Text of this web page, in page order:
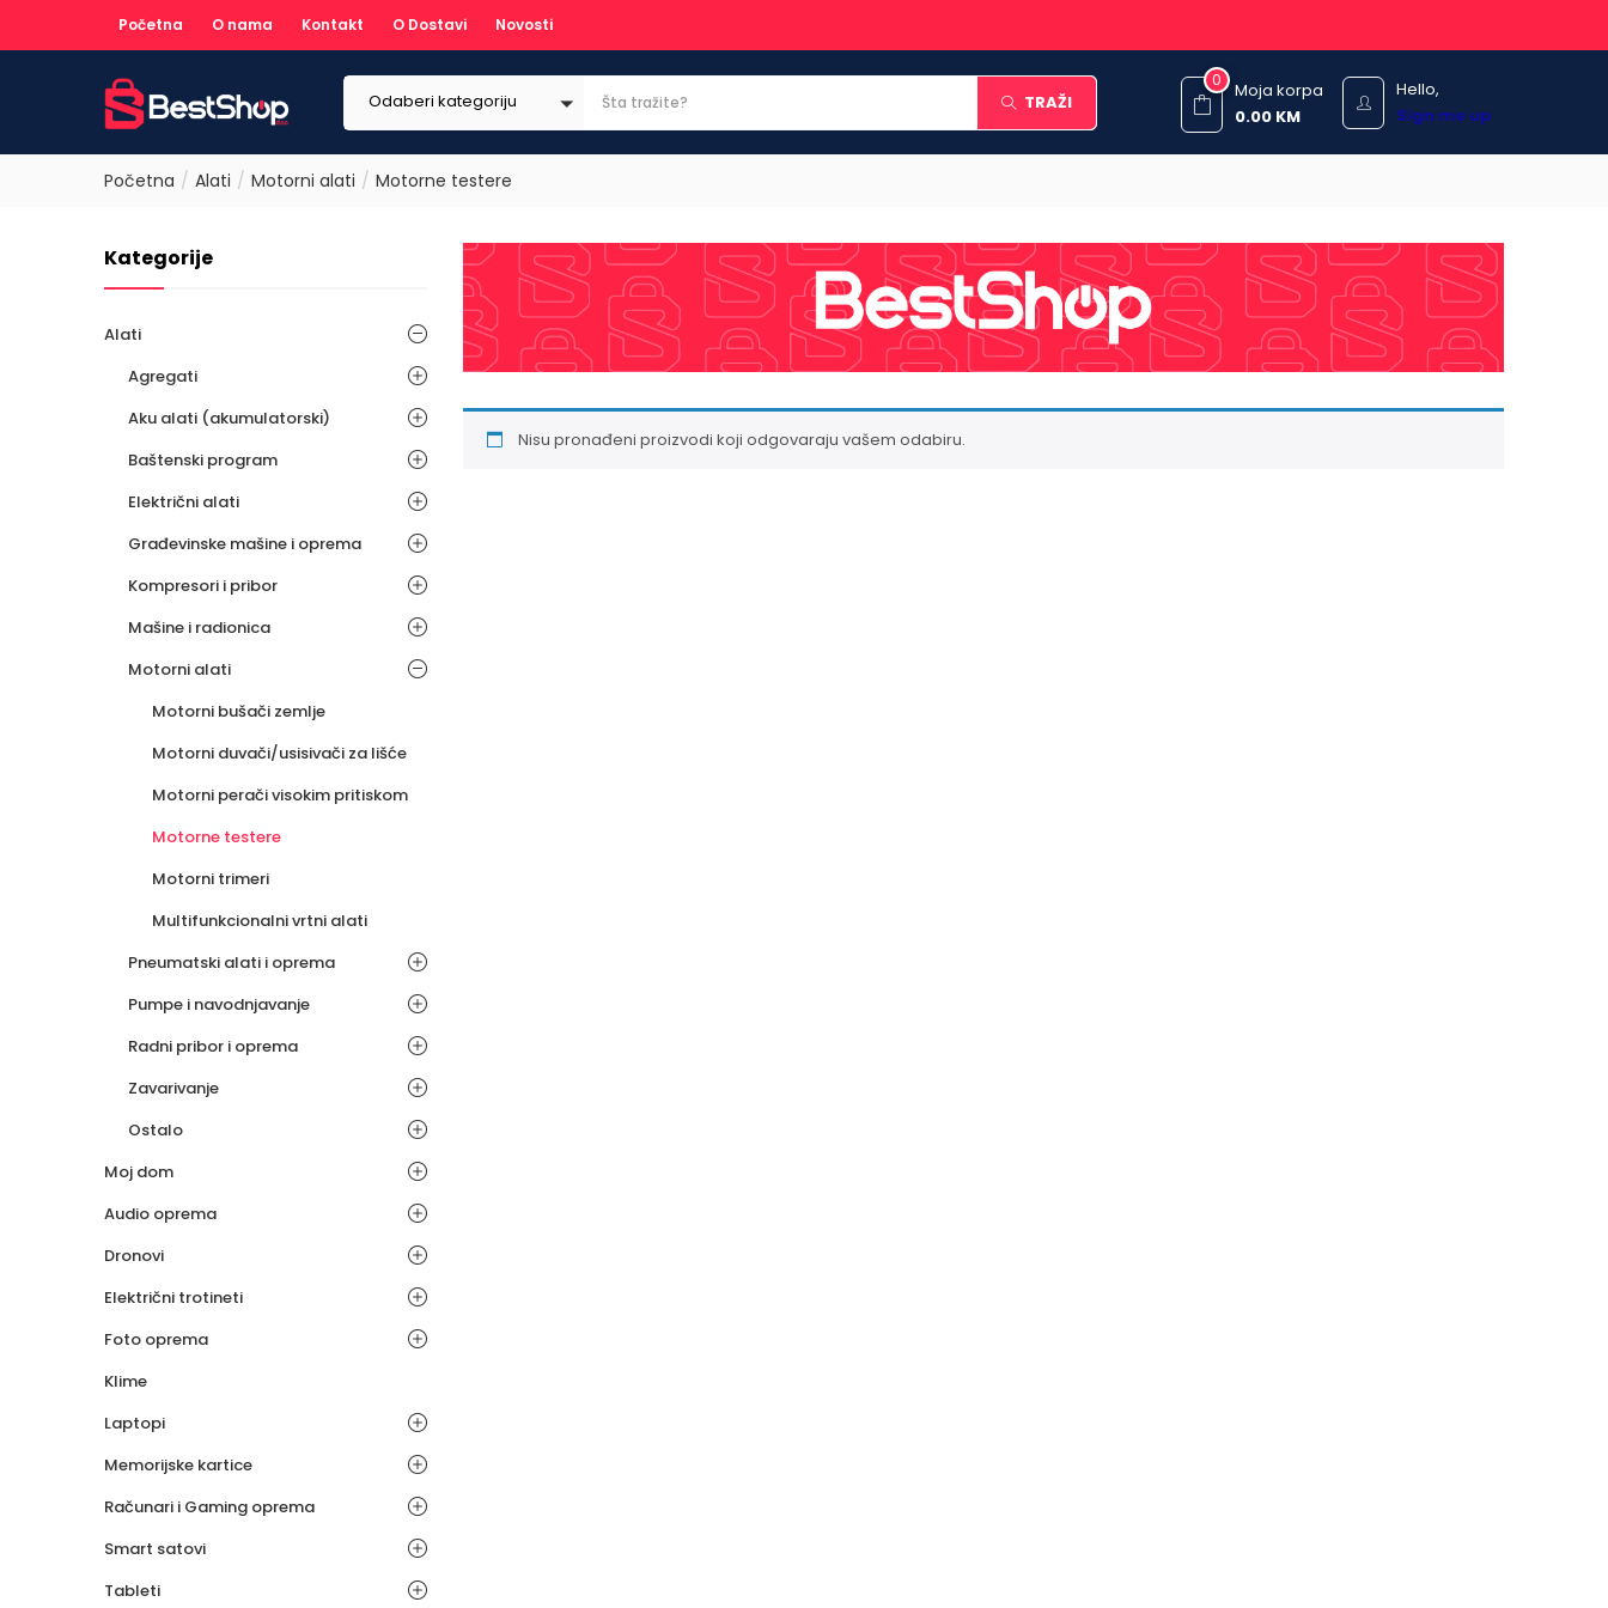
Početna O nama Kontakt O Dostavi Novosti
Odaberi kategoriju TRAŽI
Hello,
Sign me up
0
Moja korpa
0.00 KM
Početna Alati Motorni alati Motorne testere
Nisu pronađeni proizvodi koji odgovaraju vašem odabiru.
Kategorije
Alati
Agregati
Aku alati (akumulatorski)
Baštenski program
Električni alati
Građevinske mašine i oprema
Kompresori i pribor
Mašine i radionica
Motorni alati
Motorni bušači zemlje
Motorni duvači/usisivači za lišće
Motorni perači visokim pritiskom
Motorne testere
Motorni trimeri
Multifunkcionalni vrtni alati
Pneumatski alati i oprema
Pumpe i navodnjavanje
Radni pribor i oprema
Zavarivanje
Ostalo
Moj dom
Audio oprema
Dronovi
Električni trotineti
Foto oprema
Klime
Laptopi
Memorijske kartice
Računari i Gaming oprema
Smart satovi
Tableti